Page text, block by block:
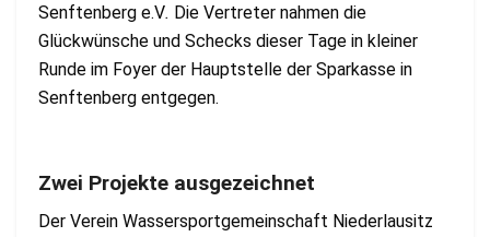
Senftenberg e.V. Die Vertreter nahmen die
Glückwünsche und Schecks dieser Tage in kleiner
Runde im Foyer der Hauptstelle der Sparkasse in
Senftenberg entgegen.
Zwei Projekte ausgezeichnet
Der Verein Wassersportgemeinschaft Niederlausitz